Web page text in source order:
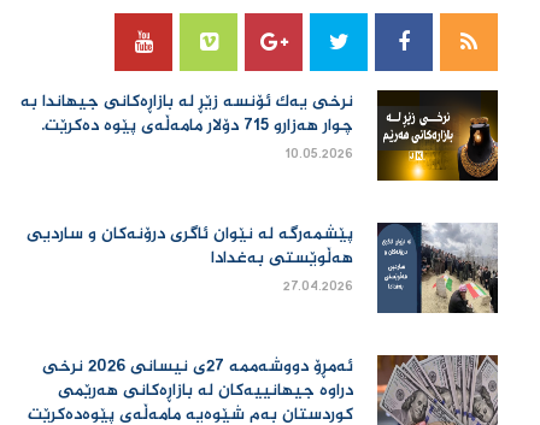
نرخی یەك ئۆنسە زێڕ لە بازاڕەكانی جیهاندا بە
چوار هەزارو 715 دۆلار مامەڵەی پێوە دەكرێت.
10.05.2026
پێشمەرگە لە نێوان ئاگری درۆنەکان و ساردیی
هەڵوێستی بەغدادا
27.04.2026
ئەمڕۆ دووشەممە 27ی نیسانی 2026 نرخی
دراوە جیهانییەكان لە بازاڕەكانی هەرێمی
كوردستان بەم شێوەیە مامەڵەی پێوەدەكرێت